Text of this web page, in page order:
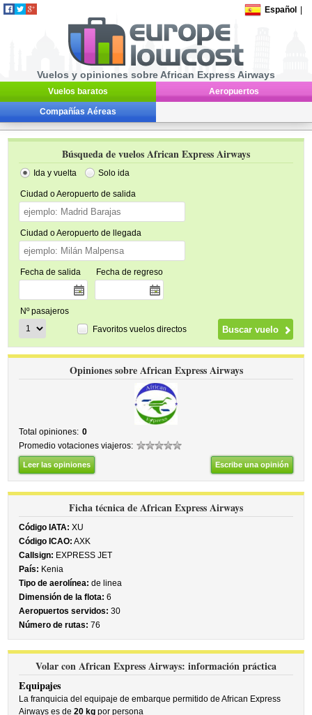
Español
Vuelos y opiniones sobre African Express Airways
Vuelos baratos Aeropuertos
Compañías Aéreas
Búsqueda de vuelos African Express Airways
Ida y vuelta Solo ida
Ciudad o Aeropuerto de salida
Ciudad o Aeropuerto de llegada
Fecha de salida Fecha de regreso
Nº pasajeros
Favoritos vuelos directos
Opiniones sobre African Express Airways
Total opiniones: 0
Promedio votaciones viajeros:
Leer las opiniones Escribe una opinión
Ficha técnica de African Express Airways
Código IATA: XU
Código ICAO: AXK
Callsign: EXPRESS JET
País: Kenia
Tipo de aerolínea: de linea
Dimensión de la flota: 6
Aeropuertos servidos: 30
Número de rutas: 76
Volar con African Express Airways: información práctica
Equipajes
La franquicia del equipaje de embarque permitido de African Express
Airways es de20 kg por persona